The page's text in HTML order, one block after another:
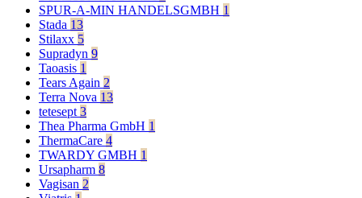
SPUR-A-MIN HANDELSGMBH 1
Stada 13
Stilaxx 5
Supradyn 9
Taoasis 1
Tears Again 2
Terra Nova 13
tetesept 3
Thea Pharma GmbH 1
ThermaCare 4
TWARDY GMBH 1
Ursapharm 8
Vagisan 2